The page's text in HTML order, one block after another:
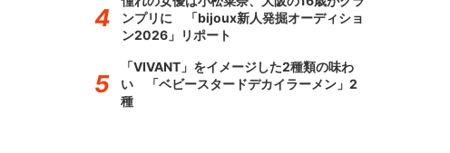
ンプリに 「bijoux新人発掘オーディショ
ン2026」リポート
「VIVANT」をイメージした2種類の味わ
い 「ベビースタードデカイラーメン」2
種